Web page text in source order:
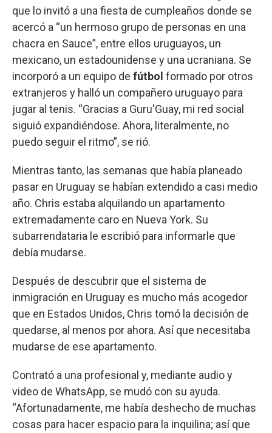
que lo invitó a una fiesta de cumpleaños donde se
acercó a “un hermoso grupo de personas en una
chacra en Sauce”, entre ellos uruguayos, un
mexicano, un estadounidense y una ucraniana. Se
incorporó a un equipo de fútbol formado por otros
extranjeros y halló un compañero uruguayo para
jugar al tenis. “Gracias a Guru'Guay, mi red social
siguió expandiéndose. Ahora, literalmente, no
puedo seguir el ritmo”, se rió.
Mientras tanto, las semanas que había planeado
pasar en Uruguay se habían extendido a casi medio
año. Chris estaba alquilando un apartamento
extremadamente caro en Nueva York. Su
subarrendataria le escribió para informarle que
debía mudarse.
Después de descubrir que el sistema de
inmigración en Uruguay es mucho más acogedor
que en Estados Unidos, Chris tomó la decisión de
quedarse, al menos por ahora. Así que necesitaba
mudarse de ese apartamento.
Contrató a una profesional y, mediante audio y
video de WhatsApp, se mudó con su ayuda.
“Afortunadamente, me había deshecho de muchas
cosas para hacer espacio para la inquilina; así que